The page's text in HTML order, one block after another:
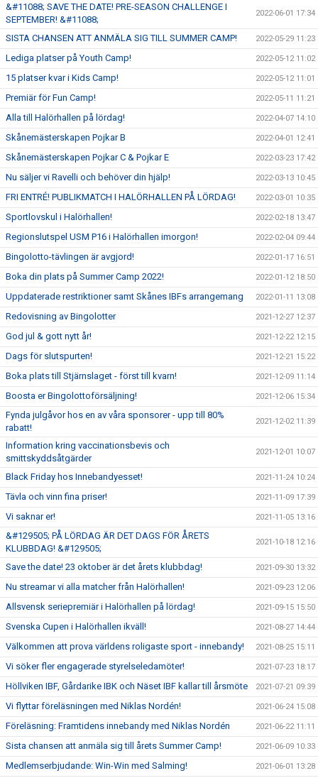
&#11088; SAVE THE DATE! PRE-SEASON CHALLENGE I
SEPTEMBER! &#11088;
2022-06-01 17:34
SISTA CHANSEN ATT ANMÄLA SIG TILL SUMMER CAMP! 2022-05-29 11:23
Lediga platser på Youth Camp! 2022-05-12 11:02
15 platser kvar i Kids Camp! 2022-05-12 11:01
Premiär för Fun Camp! 2022-05-11 11:21
Alla till Halörhallen på lördag! 2022-04-07 14:10
Skånemästerskapen Pojkar B 2022-04-01 12:41
Skånemästerskapen Pojkar C & Pojkar E 2022-03-23 17:42
Nu säljer vi Ravelli och behöver din hjälp! 2022-03-13 10:45
FRI ENTRÉ! PUBLIKMATCH I HALÖRHALLEN PÅ LÖRDAG! 2022-03-01 10:35
Sportlovskul i Halörhallen! 2022-02-18 13:47
Regionslutspel USM P16 i Halörhallen imorgon! 2022-02-04 09:44
Bingolotto-tävlingen är avgjord! 2022-01-17 16:51
Boka din plats på Summer Camp 2022! 2022-01-12 18:50
Uppdaterade restriktioner samt Skånes IBFs arrangemang 2022-01-11 13:08
Redovisning av Bingolotter 2021-12-27 12:37
God jul & gott nytt år! 2021-12-22 12:15
Dags för slutspurten! 2021-12-21 15:22
Boka plats till Stjärnslaget - först till kvarn! 2021-12-09 11:14
Boosta er Bingolottoförsäljning! 2021-12-06 15:34
Fynda julgåvor hos en av våra sponsorer - upp till 80%
rabatt!
2021-12-02 11:39
Information kring vaccinationsbevis och
smittskyddsåtgärder
2021-12-01 10:07
Black Friday hos Innebandyesset! 2021-11-24 10:24
Tävla och vinn fina priser! 2021-11-09 17:39
Vi saknar er! 2021-11-05 13:16
&#129505; PÅ LÖRDAG ÄR DET DAGS FÖR ÅRETS
KLUBBDAG! &#129505;
2021-10-18 12:16
Save the date! 23 oktober är det årets klubbdag! 2021-09-30 13:32
Nu streamar vi alla matcher från Halörhallen! 2021-09-23 12:06
Allsvensk seriepremiär i Halörhallen på lördag! 2021-09-15 15:50
Svenska Cupen i Halörhallen ikväll! 2021-08-27 14:44
Välkommen att prova världens roligaste sport - innebandy! 2021-08-25 15:11
Vi söker fler engagerade styrelseledamöter! 2021-07-23 18:17
Höllviken IBF, Gårdarike IBK och Näset IBF kallar till årsmöte 2021-07-21 09:39
Vi flyttar föreläsningen med Niklas Nordén! 2021-06-24 15:08
Föreläsning: Framtidens innebandy med Niklas Nordén 2021-06-22 11:11
Sista chansen att anmäla sig till årets Summer Camp! 2021-06-09 10:33
Medlemserbjudande: Win-Win med Salming! 2021-06-01 13:28